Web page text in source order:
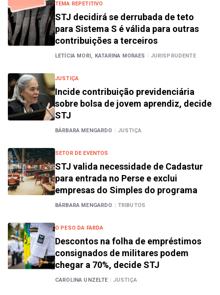
TEMA REPETITIVO
STJ decidirá se derrubada de teto
para Sistema S é válida para outras
contribuições a terceiros
LETÍCIA MORI, KATARINA MORAES | JURISPRUDENTE
JUSTIÇA
Incide contribuição previdenciária
sobre bolsa de jovem aprendiz, decide
STJ
BÁRBARA MENGARDO | JUSTIÇA
SETOR DE EVENTOS
STJ valida necessidade de Cadastur
para entrada no Perse e exclui
empresas do Simples do programa
BÁRBARA MENGARDO | TRIBUTOS
O PESO DA FARDA
Descontos na folha de empréstimos
consignados de militares podem
chegar a 70%, decide STJ
CAROLINA UNZELTE | JUSTIÇA